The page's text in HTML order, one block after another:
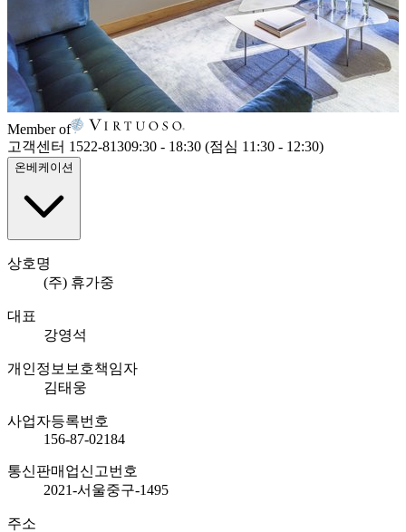
Member of
고객센터 1522-81309:30 - 18:30 (점심 11:30 - 12:30)
온베케이션
상호명
(주) 휴가중
대표
강영석
개인정보보호책임자
김태웅
사업자등록번호
156-87-02184
통신판매업신고번호
2021-서울중구-1495
주소